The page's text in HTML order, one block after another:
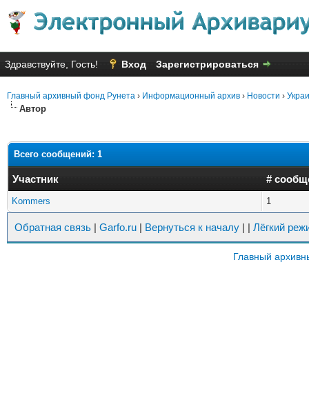
Здравствуйте, Гость! Вход Зарегистрироваться
Главный архивный фонд Рунета › Информационный архив › Новости ›
Автор
Всего сообщений: 1
Участник #
Kommers 1
Обратная связь | Garfo.ru | Вернуться к началу | | Лёгкий
Главный